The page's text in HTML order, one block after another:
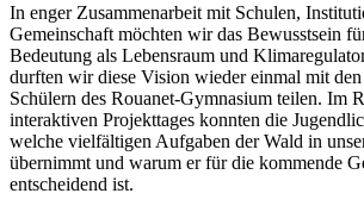
In enger Zusammenarbeit mit Schulen,
Gemeinschaft möchten wir das Bewusstsein
Bedeutung als Lebensraum und
durften wir diese Vision wieder einmal mit
Schülern des Rouanet-Gymnasium teilen. Im
interaktiven Projekttages konnten die
welche vielfältigen Aufgaben der Wald in
übernimmt und warum er für die kommende
entscheidend ist.